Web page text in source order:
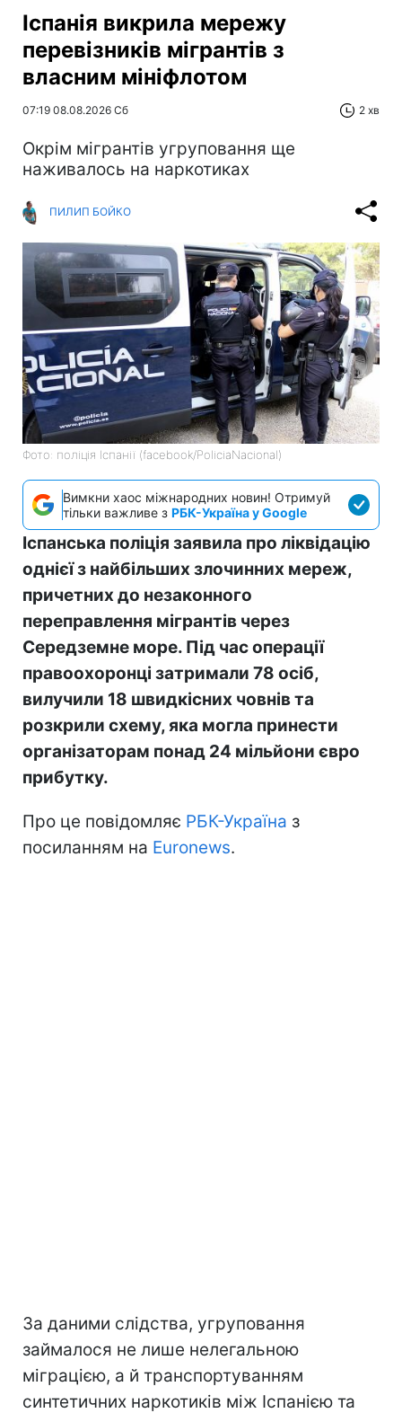
Іспанія викрила мережу
перевізників мігрантів з
власним мініфлотом
07:19 08.08.2026 Сб 2 хв
Окрім мігрантів угруповання ще
наживалось на наркотиках
ПИЛИП БОЙКО
Фото: поліція Іспанії (facebook/PoliciaNacional)
Вимкни хаос міжнародних новин! Отримуй
тільки важливе з РБК-Україна у Google
Іспанська поліція заявила про ліквідацію
однієї з найбільших злочинних мереж,
причетних до незаконного
переправлення мігрантів через
Середземне море. Під час операції
правоохоронці затримали 78 осіб,
вилучили 18 швидкісних човнів та
розкрили схему, яка могла принести
організаторам понад 24 мільйони євро
прибутку.
Про це повідомляє РБК-Україна з
посиланням на Euronews.
За даними слідства, угруповання
займалося не лише нелегальною
міграцією, а й транспортуванням
синтетичних наркотиків між Іспанією та